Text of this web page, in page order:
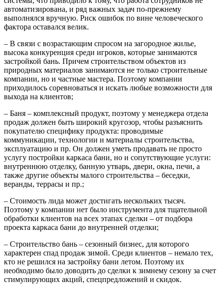
автоматизирована, и ряд важных задач по-прежнему
выполнялся вручную. Риск ошибок по вине человеческого
фактора оставался велик.
– В связи с возрастающим спросом на загородное жилье,
высока конкуренция среди игроков, которые занимаются
застройкой бань. Причем строительством объектов из
природных материалов занимаются не только строительные
компании, но и частные мастера. Поэтому компании
приходилось соревноваться и искать любые возможности для
выхода на клиентов;
– Баня – комплексный продукт, поэтому у менеджера отдела
продаж должен быть широкий кругозор, чтобы разъяснить
покупателю специфику продукта: проводимые
коммуникации, технологии и материалы строительства,
эксплуатацию и пр. Он должен уметь продавать не просто
услугу постройки каркаса бани, но и сопутствующие услуги:
внутреннюю отделку, банную утварь, двери, окна, печи, а
также другие объекты малого строительства – беседки,
веранды, террасы и пр.;
– Стоимость лида может достигать нескольких тысяч.
Поэтому у компании нет было инструмента для тщательной
обработки клиентов на всех этапах сделки – от подбора
проекта каркаса бани до внутренней отделки;
– Строительство бань – сезонный бизнес, для которого
характерен спад продаж зимой. Среди клиентов – немало тех,
кто не решился на застройку бани летом. Поэтому их
необходимо было доводить до сделки к зимнему сезону за счет
стимулирующих акций, спецпредложений и скидок.